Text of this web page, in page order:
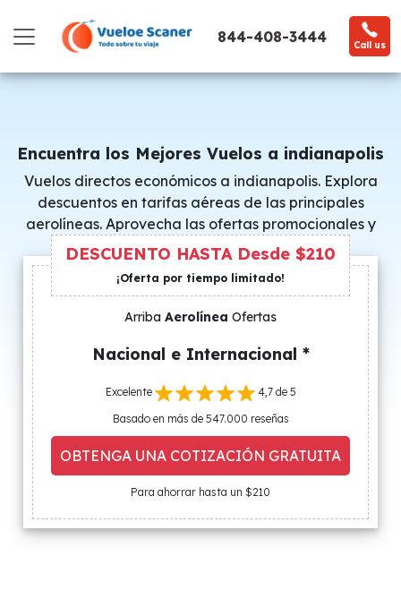
844-408-3444 Call us
Encuentra los Mejores Vuelos a indianapolis
Vuelos directos económicos a indianapolis. Explora
descuentos en tarifas aéreas de las principales
aerolíneas. Aprovecha las ofertas promocionales y
consigue precios especiales.
DESCUENTO HASTA Desde $210
¡Oferta por tiempo limitado!
Arriba Aerolínea Ofertas
Nacional e Internacional *
Excelente
4,7 de 5
Basado en más de 547.000 reseñas
OBTENGA UNA COTIZACIÓN GRATUITA
Para ahorrar hasta un $210